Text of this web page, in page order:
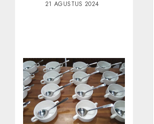
21 AGUSTUS 2024